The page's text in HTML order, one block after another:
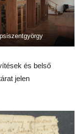
és belső
jelen